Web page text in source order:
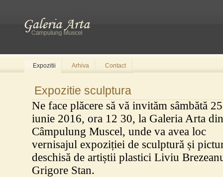
Expozitii Arhiva Contact
Expozitie sculptura
Ne face plăcere să vă invităm sâmbătă 25
iunie 2016, ora 12 30, la Galeria Arta din
Câmpulung Muscel, unde va avea loc
vernisajul expoziției de sculptură și
deschisă de artiștii plastici Liviu
Grigore Stan.